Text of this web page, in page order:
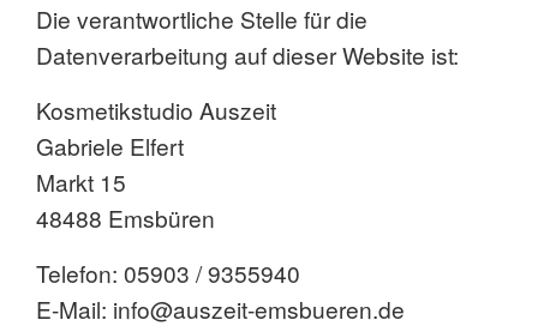
Die verantwortliche Stelle für die
Datenverarbeitung auf dieser Website ist:
Kosmetikstudio Auszeit
Gabriele Elfert
Markt 15
48488 Emsbüren
Telefon: 05903 / 9355940
E-Mail: info@auszeit-emsbueren.de